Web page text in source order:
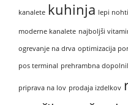
kanalete kuhinja lepi nohti
moderne kanalete najboljši
ogrevanje na drva optimizacija
pos terminal prehrambna
priprava na lov prodaja izdelkov